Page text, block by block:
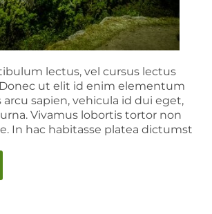
lectus, vel cursus lectus
ut elit id enim elementum
sapien, vehicula id dui eget,
Vivamus lobortis tortor non
In hac habitasse platea dictumst